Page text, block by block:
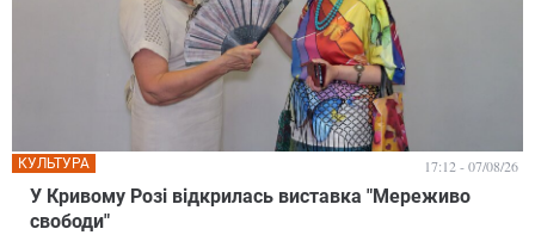
У Кривому Розі відкрилась виставка "Мереживо
свободи"
КУЛЬТУРА 17:12 - 07/08/26